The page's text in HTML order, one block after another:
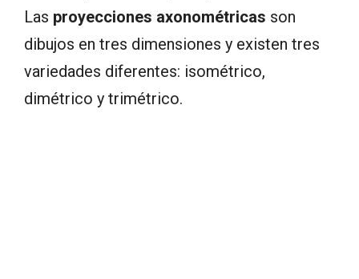
Las proyecciones axonométricas son
dibujos en tres dimensiones y existen tres
variedades diferentes: isométrico,
dimétrico y trimétrico.